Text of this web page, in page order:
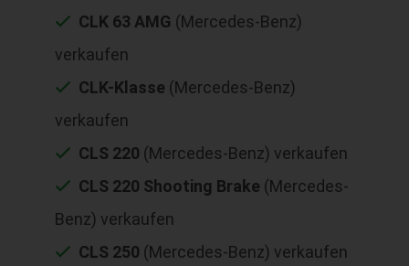
CLK 63 AMG (Mercedes-Benz)
verkaufen
CLK-Klasse (Mercedes-Benz)
verkaufen
CLS 220 (Mercedes-Benz) verkaufen
CLS 220 Shooting Brake (Mercedes-
Benz) verkaufen
CLS 250 (Mercedes-Benz) verkaufen